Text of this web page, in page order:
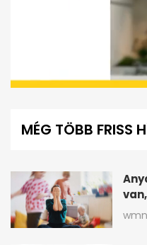
minute,
MÉG TÖBB FRISS
fáj